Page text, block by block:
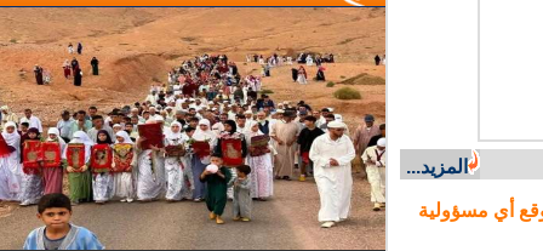
المزيد...
أي مسؤولية